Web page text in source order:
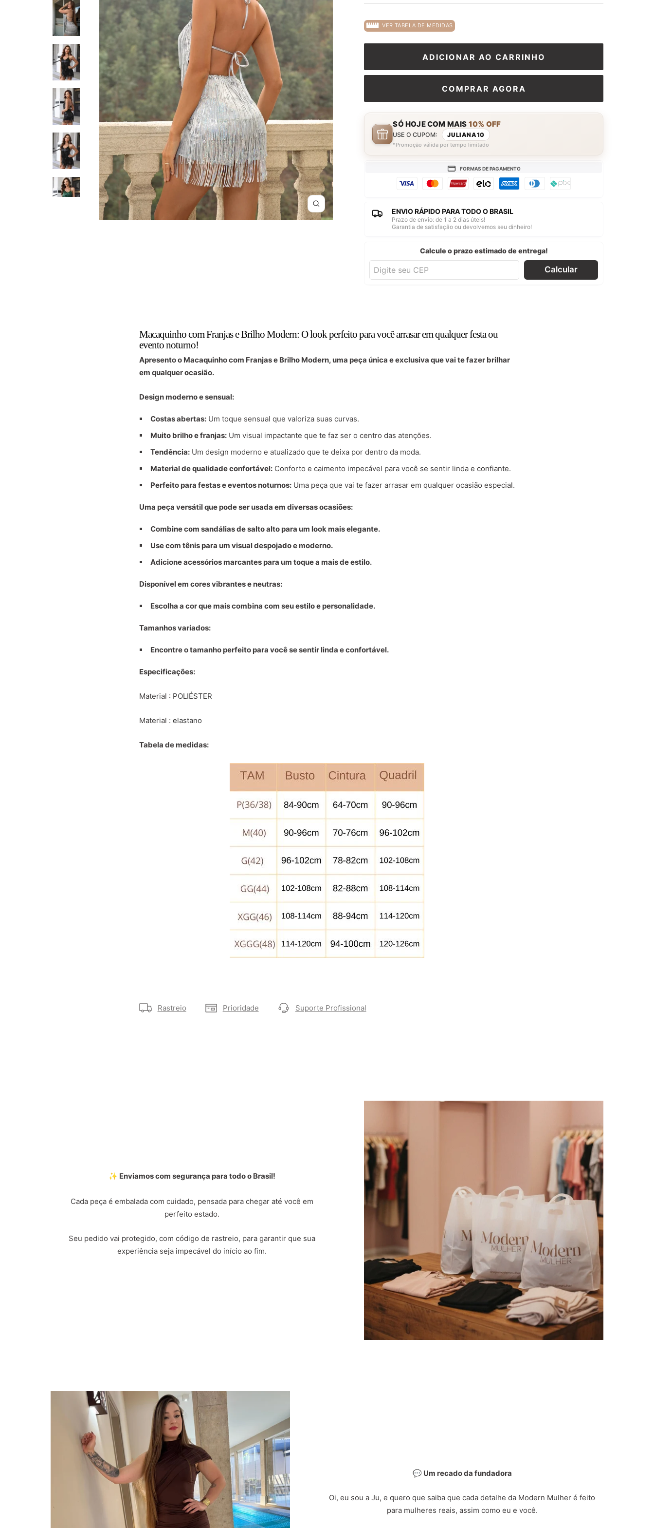
Zoom
VER TABELA DE MEDIDAS
ADICIONAR AO CARRINHO
COMPRAR AGORA
SÓ HOJE COM MAIS 10% OFF
USE O CUPOM: JULIANA10
*Promoção válida por tempo limitado
FORMAS DE PAGAMENTO
ENVIO RÁPIDO PARA TODO O BRASIL
Prazo de envio: de 1 a 2 dias úteis!
Garantia de satisfação ou devolvemos seu dinheiro!
Calcule o prazo estimado de entrega!
Calcular
Macaquinho com Franjas e Brilho Modern: O look perfeito para você arrasar em qualquer festa ou
evento noturno!
Apresento o Macaquinho com Franjas e Brilho Modern, uma peça única e exclusiva que vai te fazer brilhar
em qualquer ocasião.
Design moderno e sensual:
Costas abertas: Um toque sensual que valoriza suas curvas.
Muito brilho e franjas: Um visual impactante que te faz ser o centro das atenções.
Tendência: Um design moderno e atualizado que te deixa por dentro da moda.
Material de qualidade confortável: Conforto e caimento impecável para você se sentir linda e confiante.
Perfeito para festas e eventos noturnos: Uma peça que vai te fazer arrasar em qualquer ocasião especial.
Uma peça versátil que pode ser usada em diversas ocasiões:
Combine com sandálias de salto alto para um look mais elegante.
Use com tênis para um visual despojado e moderno.
Adicione acessórios marcantes para um toque a mais de estilo.
Disponível em cores vibrantes e neutras:
Escolha a cor que mais combina com seu estilo e personalidade.
Tamanhos variados:
Encontre o tamanho perfeito para você se sentir linda e confortável.
Especificações:
Material : POLIÉSTER
Material : elastano
Tabela de medidas:
Rastreio Prioridade Suporte Profissional
✨ Enviamos com segurança para todo o Brasil!
Cada peça é embalada com cuidado, pensada para chegar até você em
perfeito estado.
Seu pedido vai protegido, com código de rastreio, para garantir que sua
experiência seja impecável do início ao fim.
💬 Um recado da fundadora
Oi, eu sou a Ju, e quero que saiba que cada detalhe da Modern Mulher é feito
para mulheres reais, assim como eu e você.